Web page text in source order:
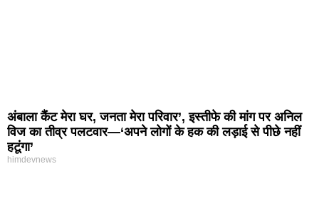
अंबाला कैंट मेरा घर, जनता मेरा परिवार’, इस्तीफे की मांग पर अनिल
विज का तीव्र पलटवार—‘अपने लोगों के हक की लड़ाई से पीछे नहीं
हटूंगा’
himdevnews